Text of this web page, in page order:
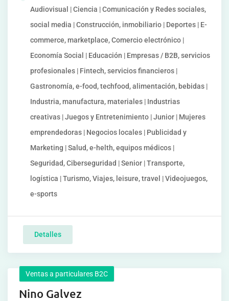
Audiovisual | Ciencia | Comunicación y Redes sociales,
social media | Construcción, inmobiliario | Deportes | E-
commerce, marketplace, Comercio electrónico |
Economía Social | Educación | Empresas / B2B, servicios
profesionales | Fintech, servicios financieros |
Gastronomía, e-food, techfood, alimentación, bebidas |
Industria, manufactura, materiales | Industrias
creativas | Juegos y Entretenimiento | Junior | Mujeres
emprendedoras | Negocios locales | Publicidad y
Marketing | Salud, e-helth, equipos médicos |
Seguridad, Ciberseguridad | Senior | Transporte,
logística | Turismo, Viajes, leisure, travel | Videojuegos,
e-sports
Detalles
Ventas a particulares B2C
Nino Galvez